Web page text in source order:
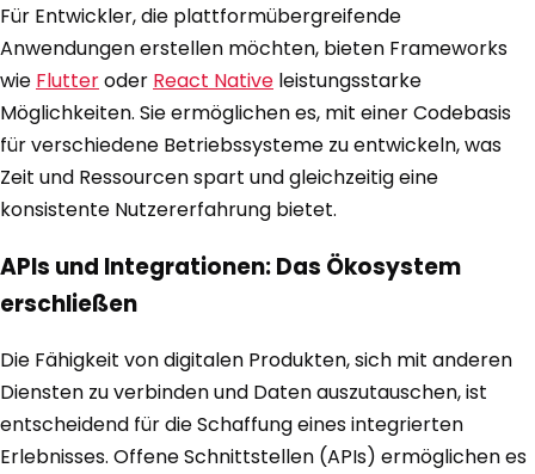
Für Entwickler, die plattformübergreifende
Anwendungen erstellen möchten, bieten Frameworks
wie Flutteroder React Native leistungsstarke
Möglichkeiten. Sie ermöglichen es, mit einer Codebasis
für verschiedene Betriebssysteme zu entwickeln, was
Zeit und Ressourcen spart und gleichzeitig eine
konsistente Nutzererfahrung bietet.
APIs und Integrationen: Das Ökosystem
erschließen
Die Fähigkeit von digitalen Produkten, sich mit anderen
Diensten zu verbinden und Daten auszutauschen, ist
entscheidend für die Schaffung eines integrierten
Erlebnisses. Offene Schnittstellen (APIs) ermöglichen es